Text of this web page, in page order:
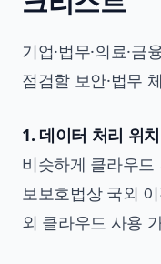
기업·법무·의료·
점검할 보안·법무
1. 데이터 처리 위
비슷하게 클라우
보보호법상 국외
외 클라우드 사용